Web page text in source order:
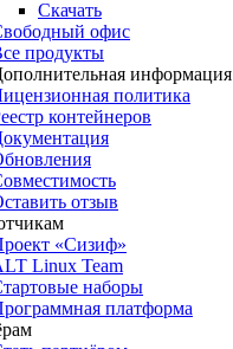
Скачать
офис
продукты
информация
политика
контейнеров
отзыв
«Сизиф»
Linux Team
наборы
платформа